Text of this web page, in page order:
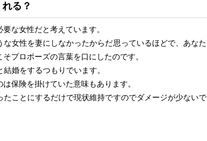
る？
な女性だと考えています。
女性を妻にしなかったからだ思っているほどで、あなた
プロポーズの言葉を口にしたのです。
婚をするつもりでいます。
保険を掛けていた意味もあります。
ことにするだけで現状維持ですのでダメージが少ないで